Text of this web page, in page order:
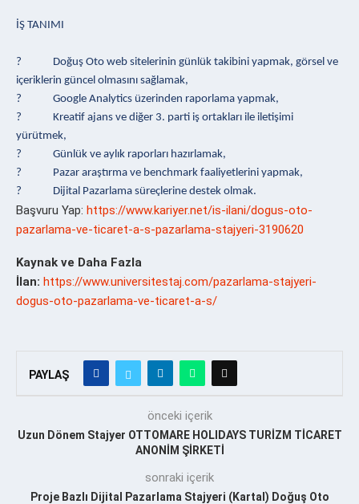
İŞ TANIMI
? Doğuş Oto web sitelerinin günlük takibini yapmak, görsel ve
içeriklerin güncel olmasını sağlamak,
? Google Analytics üzerinden raporlama yapmak,
? Kreatif ajans ve diğer 3. parti iş ortakları ile iletişimi
yürütmek,
? Günlük ve aylık raporları hazırlamak,
? Pazar araştırma ve benchmark faaliyetlerini yapmak,
? Dijital Pazarlama süreçlerine destek olmak.
Başvuru Yap: https://www.kariyer.net/is-ilani/dogus-oto-
pazarlama-ve-ticaret-a-s-pazarlama-stajyeri-3190620
Kaynak ve Daha Fazla
İlan: https://www.universitestaj.com/pazarlama-stajyeri-
dogus-oto-pazarlama-ve-ticaret-a-s/
PAYLAŞ
önceki içerik
Uzun Dönem Stajyer OTTOMARE HOLIDAYS TURİZM TİCARET
ANONİM ŞİRKETİ
sonraki içerik
Proje Bazlı Dijital Pazarlama Stajyeri (Kartal) Doğuş Oto